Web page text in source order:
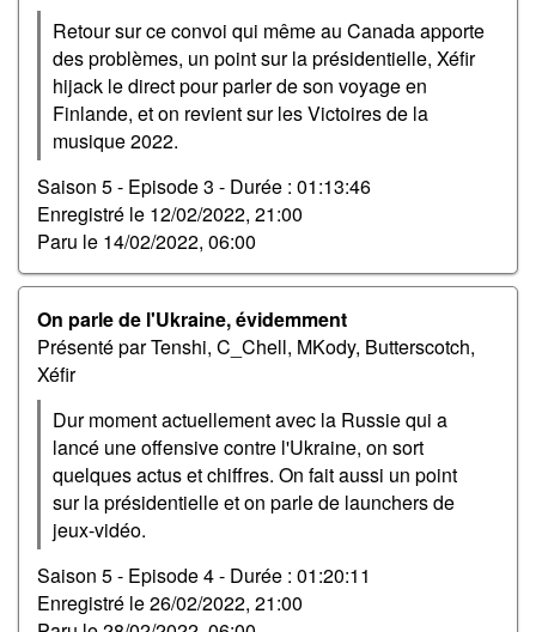
Retour sur ce convoi qui même au Canada apporte
des problèmes, un point sur la présidentielle, Xéfir
hijack le direct pour parler de son voyage en
Finlande, et on revient sur les Victoires de la
musique 2022.
Saison 5 - Episode 3 - Durée : 01:13:46
Enregistré le 12/02/2022, 21:00
Paru le 14/02/2022, 06:00
On parle de l'Ukraine, évidemment
Présenté par Tenshi, C_Chell, MKody, Butterscotch,
Xéfir
Dur moment actuellement avec la Russie qui a
lancé une offensive contre l'Ukraine, on sort
quelques actus et chiffres. On fait aussi un point
sur la présidentielle et on parle de launchers de
jeux-vidéo.
Saison 5 - Episode 4 - Durée : 01:20:11
Enregistré le26/02/2022, 21:00